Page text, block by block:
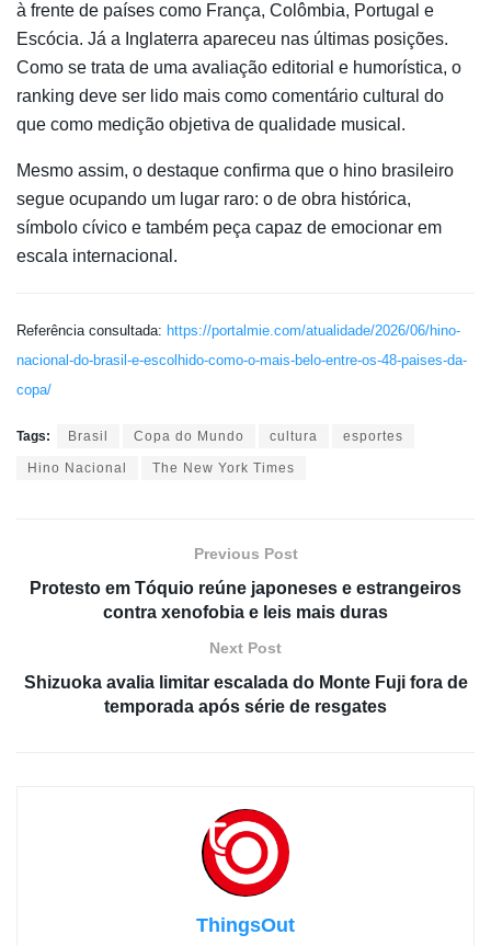
à frente de países como França, Colômbia, Portugal e
Escócia. Já a Inglaterra apareceu nas últimas posições.
Como se trata de uma avaliação editorial e humorística, o
ranking deve ser lido mais como comentário cultural do
que como medição objetiva de qualidade musical.
Mesmo assim, o destaque confirma que o hino brasileiro
segue ocupando um lugar raro: o de obra histórica,
símbolo cívico e também peça capaz de emocionar em
escala internacional.
Referência consultada: https://portalmie.com/atualidade/2026/06/hino-
nacional-do-brasil-e-escolhido-como-o-mais-belo-entre-os-48-paises-da-
copa/
Tags: Brasil Copa do Mundo cultura esportes
Hino Nacional The New York Times
Previous Post
Protesto em Tóquio reúne japoneses e estrangeiros
contra xenofobia e leis mais duras
Next Post
Shizuoka avalia limitar escalada do Monte Fuji fora de
temporada após série de resgates
ThingsOut